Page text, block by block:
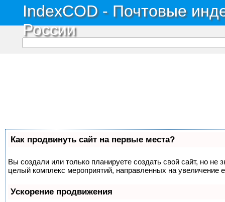
IndexCOD - Почтовые
России
Как продвинуть сайт на первые места?
Вы создали или только планируете создать свой сайт, но не
целый комплекс мероприятий, направленных на увеличение
Ускорение продвижения